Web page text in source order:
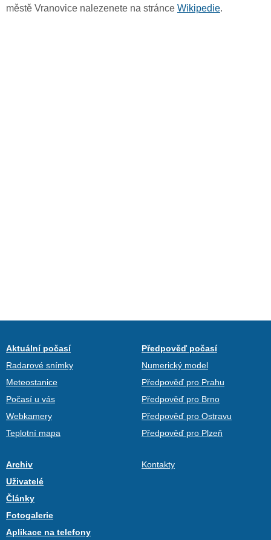
městě Vranovice nalezenete na stránce Wikipedie.
Aktuální počasí
Radarové snímky
Meteostanice
Počasí u vás
Webkamery
Teplotní mapa
Předpověď počasí
Numerický model
Předpověď pro Prahu
Předpověď pro Brno
Předpověď pro Ostravu
Předpověď pro Plzeň
Archiv
Uživatelé
Články
Fotogalerie
Aplikace na telefony
Kontakty